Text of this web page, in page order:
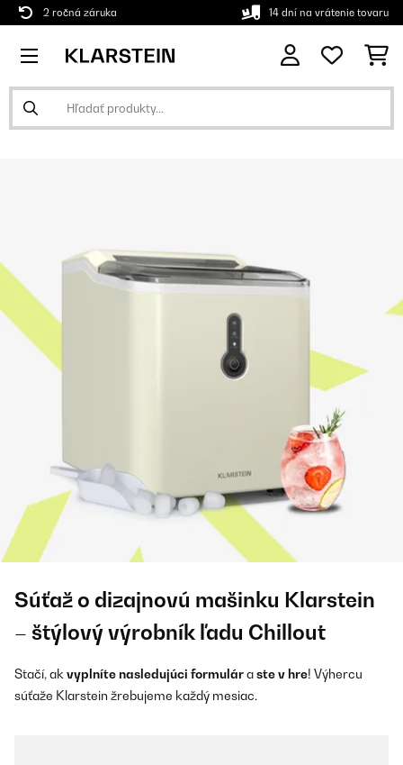
2 ročná záruka 14 dní na vrátenie tovaru
Súťaž o dizajnovú mašinku Klarstein
– štýlový výrobník ľadu Chillout
Stačí, ak vyplníte nasledujúci formuláraste v hre! Výhercu
súťaže Klarstein žrebujeme každý mesiac.